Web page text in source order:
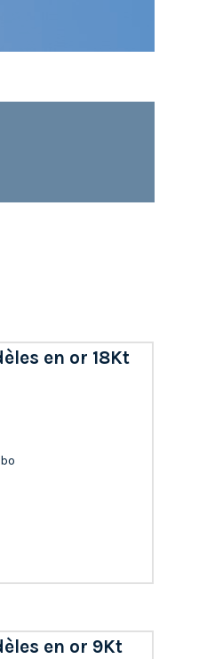
en or 18Kt
en or 9Kt